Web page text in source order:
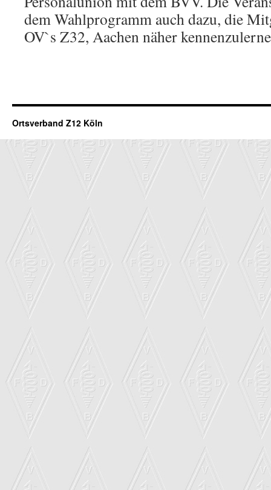
dem Wahlprogramm auch dazu, die
OV`s Z32, Aachen näher
Ortsverband Z12 Köln